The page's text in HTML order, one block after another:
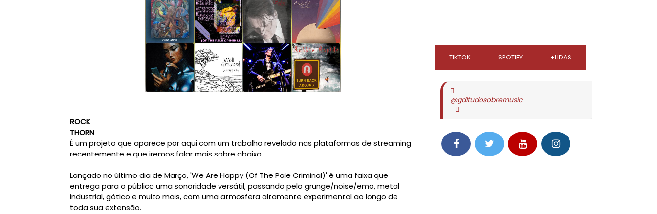
ROCK
THORN
É um projeto que aparece por aqui com um trabalho revelado nas plataformas de streaming
recentemente e que iremos falar mais sobre abaixo.
Lançado no último dia de Março, 'We Are Happy (Of The Pale Criminal)' é uma faixa que
entrega para o público uma sonoridade versátil, passando pelo grunge/noise/emo, metal
industrial, gótico e muito mais, com uma atmosfera altamente experimental ao longo de
toda sua extensão.
TIKTOK SPOTIFY +LIDAS
@gdltudosobremusic